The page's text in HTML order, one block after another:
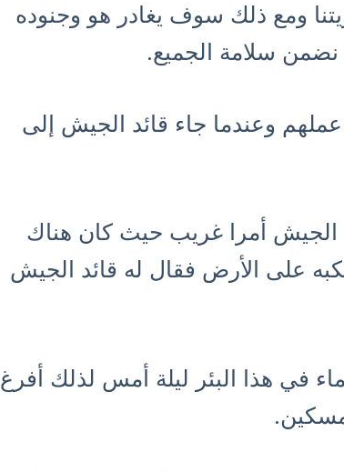
ومع ذلك سوف يغادر هو وجنوده
سلامة الجميع.
وعندما جاء قائد الجيش إلى
الجيش أمرا غريب حيث كان هناك
على الأرض فقال له قائد الجيش
في هذا البئر ليلة أمس لذلك أفرغ